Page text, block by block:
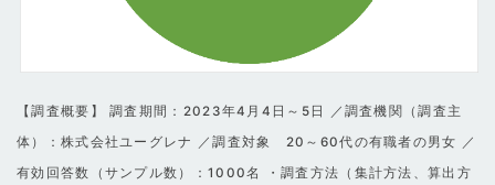
【調査概要】 調査期間：2023年4月4日～5日 ／調査機関（調査主
体）：株式会社ユーグレナ ／調査対象 20～60代の有職者の男女 ／
有効回答数（サンプル数）：1000名 ・調査方法（集計方法、算出方